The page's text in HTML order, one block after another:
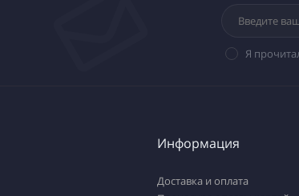
Я
Информация
Доставка и оплата